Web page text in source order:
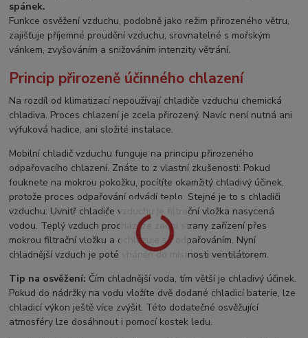
spánek.
Funkce osvěžení vzduchu, podobně jako režim přirozeného větru,
zajišťuje příjemné proudění vzduchu, srovnatelné s mořským
vánkem, zvyšováním a snižováním intenzity větrání.
Princip přirozeně účinného chlazení
Na rozdíl od klimatizací nepoužívají chladiče vzduchu chemická
chladiva. Proces chlazení je zcela přirozený. Navíc není nutná ani
výfuková hadice, ani složité instalace.
Mobilní chladič vzduchu funguje na principu přirozeného
odpařovacího chlazení. Znáte to z vlastní zkušenosti: Pokud
fouknete na mokrou pokožku, pocítíte okamžitý chladivý účinek,
protože proces odpařování odvádí teplo. Stejné je to s chladiči
vzduchu: Uvnitř chladiče vzduchu je filtrační vložka nasycená
vodou. Teplý vzduch prochází ze zadní strany zařízení přes
mokrou filtrační vložku a ochlazuje se odpařováním. Nyní
chladnější vzduch je poté vháněn do místnosti ventilátorem.
Tip na osvěžení: Čím chladnější voda, tím větší je chladivý účinek.
Pokud do nádržky na vodu vložíte dvě dodané chladicí baterie, lze
chladicí výkon ještě více zvýšit. Této dodatečné osvěžující
atmosféry lze dosáhnout i pomocí kostek ledu.